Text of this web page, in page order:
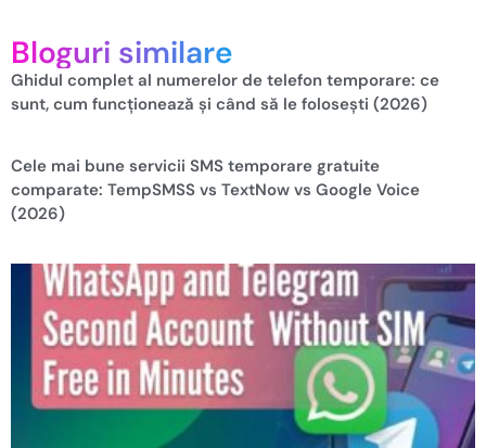
Bloguri similare
Ghidul complet al numerelor de telefon temporare: ce
sunt, cum funcționează și când să le folosești (2026)
Cele mai bune servicii SMS temporare gratuite
comparate: TempSMSS vs TextNow vs Google Voice
(2026)